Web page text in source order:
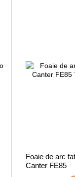
Foaie de arc
Canter FE85